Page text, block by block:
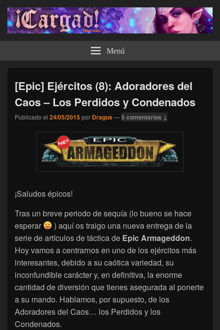
¡Cargad! Menú
[Epic] Ejércitos (8): Adoradores del
Caos – Los Perdidos y Condenados
Publicado el 24/05/2015por Dragus—5 comentarios ↓
¡Saludos épicos!
Tras un breve periodo de sequía (lo bueno se hace
esperar
) aquí os traigo una nueva entrega de la
serie de artículos de táctica de Epic Armageddon.
Hoy vamos a centrarnos en uno de los ejércitos más
interesantes, debido a su caótica variedad, su
inconfundible carácter y, en definitiva, la enorme
cantidad de diversión que tienes asegurada al ponerte
a su mando. Hablamos, por supuesto, de los
Adoradores del Caos… los Perdidos y los
Condenados.